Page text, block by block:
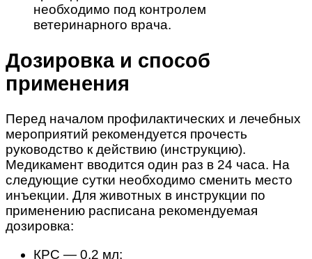
необходимо под контролем
ветеринарного врача.
Дозировка и способ
применения
Перед началом профилактических и лечебных
мероприятий рекомендуется прочесть
руководство к действию (инструкцию).
Медикамент вводится один раз в 24 часа. На
следующие сутки необходимо сменить место
инъекции. Для животных в инструкции по
применению расписана рекомендуемая
дозировка:
КРС — 0,2 мл;